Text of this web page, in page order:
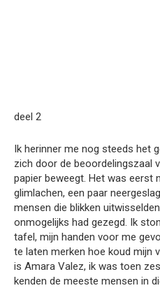
deel 2
Ik herinner me nog steeds het
zich door de beoordelingszaal
papier beweegt. Het was eerst
glimlachen, een paar
mensen die blikken
onmogelijks had gezegd. Ik
tafel, mijn handen voor me
te laten merken hoe koud mijn
is Amara Valez, ik was toen
kenden de meeste mensen in